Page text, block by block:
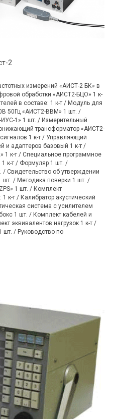
2
измерений «АИСТ-2 БК» в
обработки «АИСТ2-БЦО» 1 к-
в составе: 1 к-т / Модуль для
50Гц «АИСТ2-ВВМ» 1 шт. /
1» 1 шт. / Измерительный
трансформатор «АИСТ2-
1 к-т / Управляющий
и адаптеров базовый 1 к-т /
к-т / Специальное программное
к-т / Формуляр 1 шт. /
/ Свидетельство об утверждении
шт. / Методика поверки 1 шт. /
1 шт. / Комплект
1 к-т / Калибратор акустический
система с усилителем
1 шт. / Комплект кабелей и
эквивалентов нагрузок 1 к-т /
шт. / Руководство по